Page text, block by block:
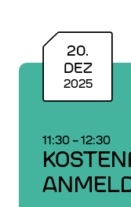
20.
DEZ
2025
11:30 –12:30